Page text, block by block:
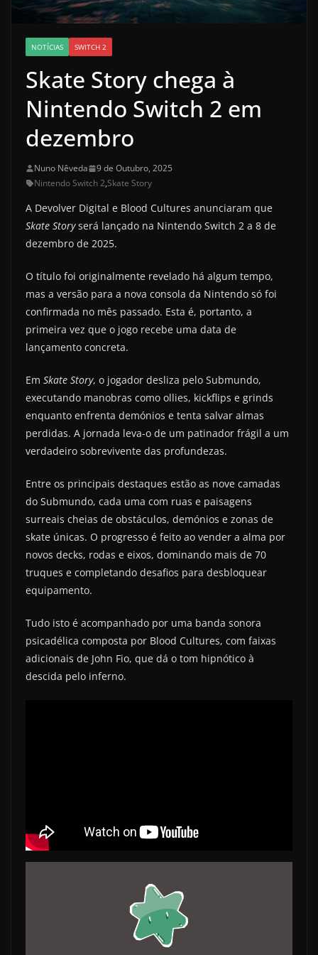
NOTÍCIAS SWITCH 2
Skate Story chega à
Nintendo Switch 2 em
dezembro
Nuno Nêveda
9 de Outubro, 2025
Nintendo Switch 2,Skate Story
A Devolver Digital e Blood Cultures anunciaram que
Skate Storyserá lançado na Nintendo Switch 2 a 8 de
dezembro de 2025.
O título foi originalmente revelado há algum tempo,
mas a versão para a nova consola da Nintendo só foi
confirmada no mês passado. Esta é, portanto, a
primeira vez que o jogo recebe uma data de
lançamento concreta.
Em Skate Story, o jogador desliza pelo Submundo,
executando manobras como ollies, kickflips e grinds
enquanto enfrenta demónios e tenta salvar almas
perdidas. A jornada leva-o de um patinador frágil a um
verdadeiro sobrevivente das profundezas.
Entre os principais destaques estão as nove camadas
do Submundo, cada uma com ruas e paisagens
surreais cheias de obstáculos, demónios e zonas de
skate únicas. O progresso é feito ao vender a alma por
novos decks, rodas e eixos, dominando mais de 70
truques e completando desafios para desbloquear
equipamento.
Tudo isto é acompanhado por uma banda sonora
psicadélica composta por Blood Cultures, com faixas
adicionais de John Fio, que dá o tom hipnótico à
descida pelo inferno.